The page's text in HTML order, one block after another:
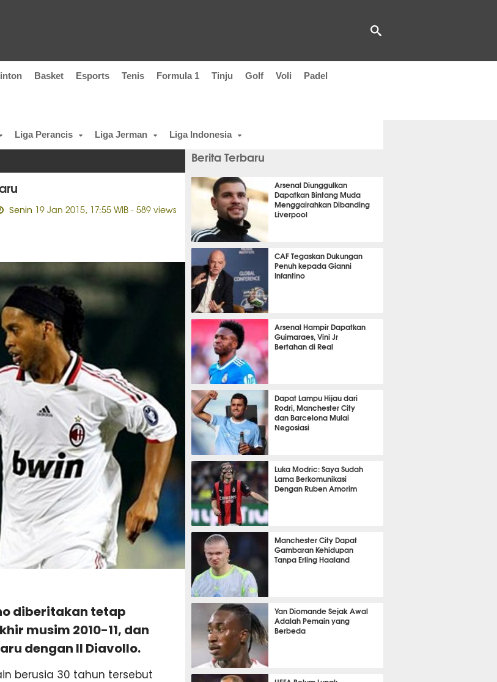
Basket Esports Tenis Formula 1 Tinju Golf Voli Padel
Liga Perancis Liga Jerman Liga Indonesia
Senin 19 Jan 2015, 17:55 WIB- 589 views
diberitakan tetap
musim 2010-11, dan
dengan Il Diavollo.
berusia 30 tahun tersebut
Berita Terbaru
Arsenal Diunggulkan
Dapatkan Bintang Muda
Menggairahkan Dibanding
Liverpool
4 menit 42 detik lalu
CAF Tegaskan Dukungan
Penuh kepada Gianni
Infantino
28 menit 49 detik lalu
Arsenal Hampir Dapatkan
Guimaraes, Vini Jr
Bertahan di Real
52 menit 39 detik lalu
Dapat Lampu Hijau dari
Rodri, Manchester City
dan Barcelona Mulai
Negosiasi
54 menit 31 detik lalu
Luka Modric: Saya Sudah
Lama Berkomunikasi
Dengan Ruben Amorim
58 menit 29 detik lalu
Manchester City Dapat
Gambaran Kehidupan
Tanpa Erling Haaland
1 jam 4 menit lalu
Yan Diomande Sejak Awal
Adalah Pemain yang
Berbeda
1 jam 23 menit lalu